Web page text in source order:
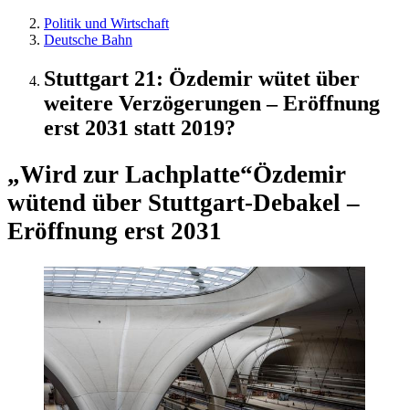
Politik und Wirtschaft
Deutsche Bahn
Stuttgart 21: Özdemir wütet über
weitere Verzögerungen – Eröffnung
erst 2031 statt 2019?
„Wird zur Lachplatte“Özdemir
wütend über Stuttgart-Debakel –
Eröffnung erst 2031